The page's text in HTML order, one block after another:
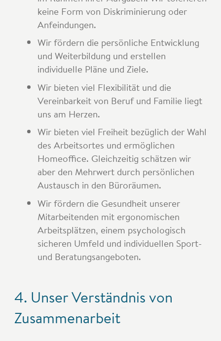
keine Form von Diskriminierung oder
Anfeindungen.
Wir fördern die persönliche Entwicklung
und Weiterbildung und erstellen
individuelle Pläne und Ziele.
Wir bieten viel Flexibilität und die
Vereinbarkeit von Beruf und Familie liegt
uns am Herzen.
Wir bieten viel Freiheit bezüglich der Wahl
des Arbeitsortes und ermöglichen
Homeoffice. Gleichzeitig schätzen wir
aber den Mehrwert durch persönlichen
Austausch in den Büroräumen.
Wir fördern die Gesundheit unserer
Mitarbeitenden mit ergonomischen
Arbeitsplätzen, einem psychologisch
sicheren Umfeld und individuellen Sport-
und Beratungsangeboten.
4. Unser Verständnis von
Zusammenarbeit